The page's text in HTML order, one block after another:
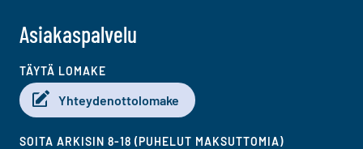
Asiakaspalvelu
TÄYTÄ LOMAKE
Yhteydenottolomake
SOITA ARKISIN 8-18 (PUHELUT MAKSUTTOMIA)